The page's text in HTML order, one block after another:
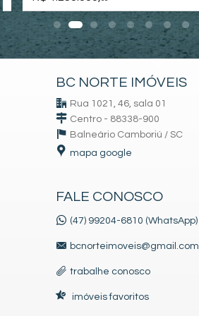
BC NORTE IMÓVEIS
Rua 1021, 46, sala 01
Centro - 88338-900
Balneário Camboriú / SC
mapa google
FALE CONOSCO
(47) 99204-6810 (WhatsApp)
bcnorteimoveis@gmail.com
trabalhe conosco
imóveis favoritos